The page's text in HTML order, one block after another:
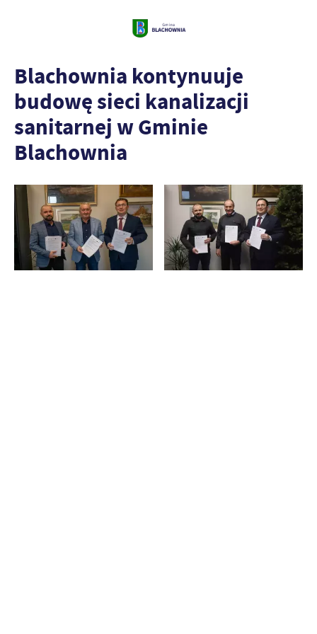
Blachownia kontynuuje
budowę sieci kanalizacji
sanitarnej w Gminie
Blachownia